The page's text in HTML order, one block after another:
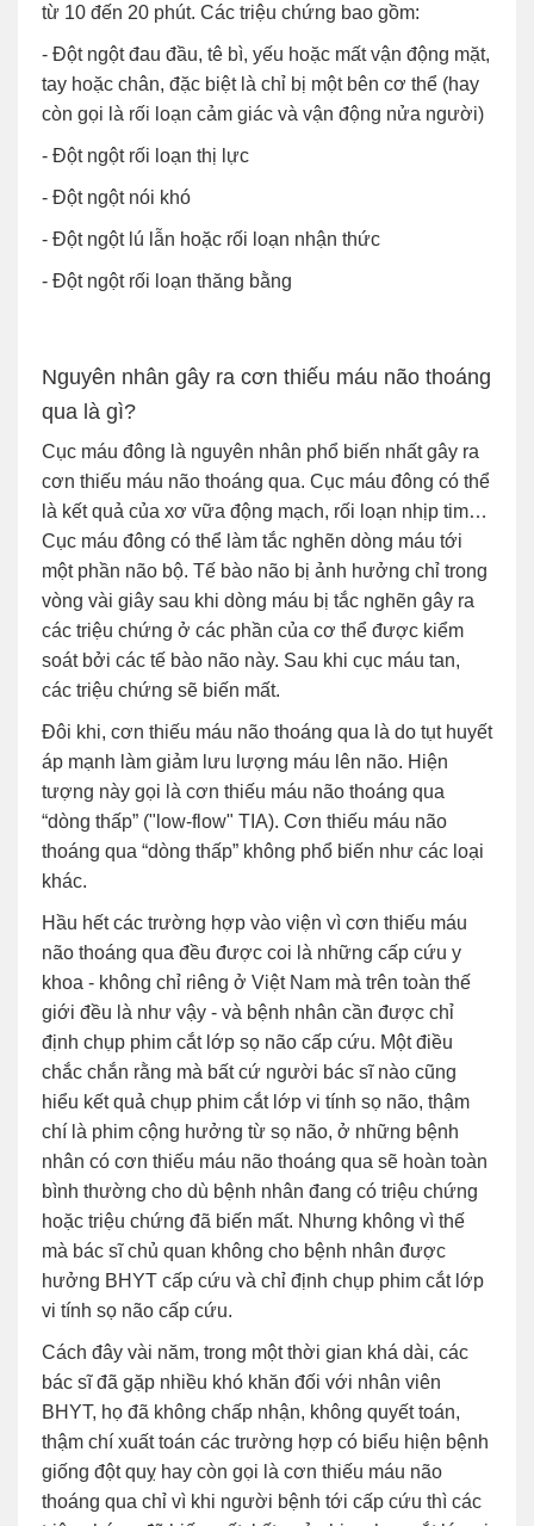
từ 10 đến 20 phút. Các triệu chứng bao gồm:
- Đột ngột đau đầu, tê bì, yếu hoặc mất vận động mặt,
tay hoặc chân, đặc biệt là chỉ bị một bên cơ thể (hay
còn gọi là rối loạn cảm giác và vận động nửa người)
- Đột ngột rối loạn thị lực
- Đột ngột nói khó
- Đột ngột lú lẫn hoặc rối loạn nhận thức
- Đột ngột rối loạn thăng bằng
Nguyên nhân gây ra cơn thiếu máu não thoáng
qua là gì?
Cục máu đông là nguyên nhân phổ biến nhất gây ra
cơn thiếu máu não thoáng qua. Cục máu đông có thể
là kết quả của xơ vữa động mạch, rối loạn nhịp tim…
Cục máu đông có thể làm tắc nghẽn dòng máu tới
một phần não bộ. Tế bào não bị ảnh hưởng chỉ trong
vòng vài giây sau khi dòng máu bị tắc nghẽn gây ra
các triệu chứng ở các phần của cơ thể được kiểm
soát bởi các tế bào não này. Sau khi cục máu tan,
các triệu chứng sẽ biến mất.
Đôi khi, cơn thiếu máu não thoáng qua là do tụt huyết
áp mạnh làm giảm lưu lượng máu lên não. Hiện
tượng này gọi là cơn thiếu máu não thoáng qua
“dòng thấp” ("low-flow" TIA). Cơn thiếu máu não
thoáng qua “dòng thấp” không phổ biến như các loại
khác.
Hầu hết các trường hợp vào viện vì cơn thiếu máu
não thoáng qua đều được coi là những cấp cứu y
khoa - không chỉ riêng ở Việt Nam mà trên toàn thế
giới đều là như vậy - và bệnh nhân cần được chỉ
định chụp phim cắt lớp sọ não cấp cứu. Một điều
chắc chắn rằng mà bất cứ người bác sĩ nào cũng
hiểu kết quả chụp phim cắt lớp vi tính sọ não, thậm
chí là phim cộng hưởng từ sọ não, ở những bệnh
nhân có cơn thiếu máu não thoáng qua sẽ hoàn toàn
bình thường cho dù bệnh nhân đang có triệu chứng
hoặc triệu chứng đã biến mất. Nhưng không vì thế
mà bác sĩ chủ quan không cho bệnh nhân được
hưởng BHYT cấp cứu và chỉ định chụp phim cắt lớp
vi tính sọ não cấp cứu.
Cách đây vài năm, trong một thời gian khá dài, các
bác sĩ đã gặp nhiều khó khăn đối với nhân viên
BHYT, họ đã không chấp nhận, không quyết toán,
thậm chí xuất toán các trường hợp có biểu hiện bệnh
giống đột quỵ hay còn gọi là cơn thiếu máu não
thoáng qua chỉ vì khi người bệnh tới cấp cứu thì các